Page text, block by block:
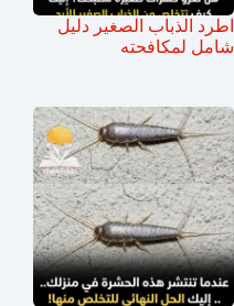
اطرد الذباب الصغير دليل
شامل لمكافحته